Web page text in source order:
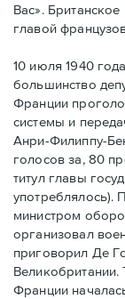
Вас».
главой
10 июля 1940
большинство
Франции
системы и
Анри-Филиппу-
голосов за, 80
титул главы
употреблялось).
министром
организовал
приговорил Де
Великобритании.
Франции